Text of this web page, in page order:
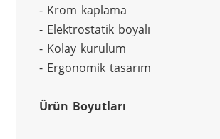
- Krom kaplama
- Elektrostatik boyalı
- Kolay kurulum
- Ergonomik tasarım
Ürün Boyutları